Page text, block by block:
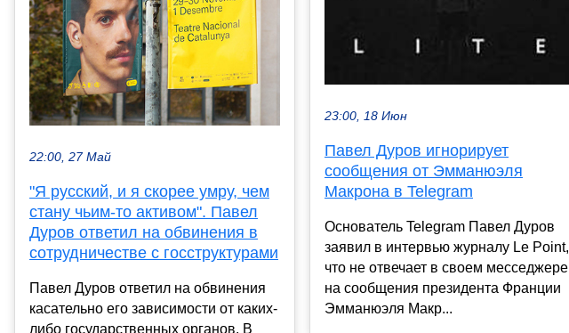
22:00, 27 Май
"Я русский, и я скорее умру, чем
стану чьим-то активом". Павел
Дуров ответил на обвинения в
сотрудничестве с госструктурами
Павел Дуров ответил на обвинения
касательно его зависимости от каких-
либо государственных органов. В
23:00, 18 Июн
Павел Дуров игнорирует
сообщения от Эмманюэля
Макрона в Telegram
Основатель Telegram Павел Дуров
заявил в интервью журналу Le Point,
что не отвечает в своем месседжере
на сообщения президента Франции
Эмманюэля Макр...